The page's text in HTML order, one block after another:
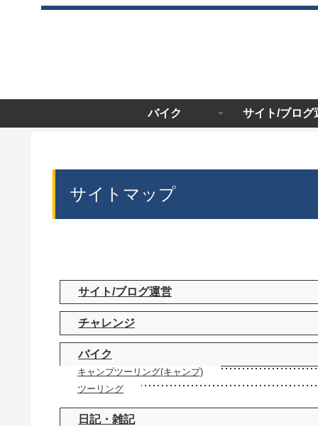
バイク サイト/ブログ
サイトマップ
サイト/ブログ運営
チャレンジ
バイク
キャンプツーリング(キャンプ)
ツーリング
日記・雑記